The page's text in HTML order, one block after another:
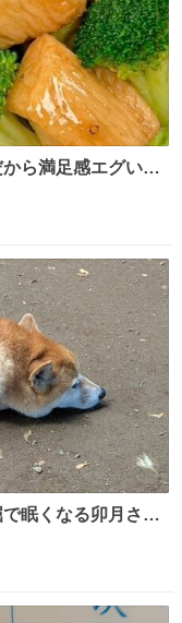
ら満足感エグいし
眠くなる卯月さ